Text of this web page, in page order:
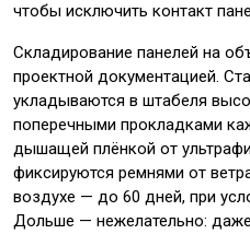
чтобы исключить контакт
Складирование панелей на
проектной документацией.
укладываются в штабеля
поперечными прокладками
дышащей плёнкой от
фиксируются ремнями от
воздухе — до 60 дней, при
Дольше — нежелательно: